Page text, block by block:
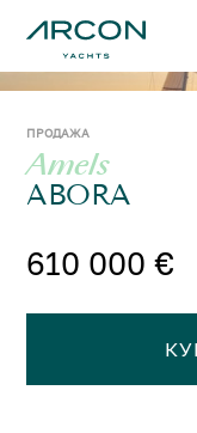
ПРОДАЖА
Amels
ABORA
610 000 €